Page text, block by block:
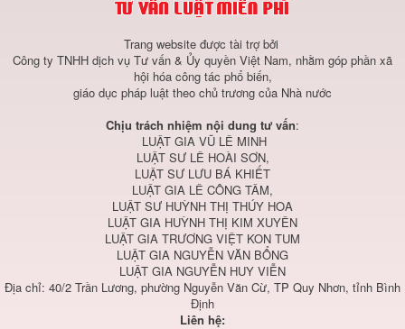
Trang website được tài trợ bởi
Công ty TNHH dịch vụ Tư vấn & Ủy quyền Việt Nam, nhằm góp phần xã
hội hóa công tác phổ biến,
giáo dục pháp luật theo chủ trương của Nhà nước
Chịu trách nhiệm nội dung tư vấn:
LUẬT GIA VŨ LÊ MINH
LUẬT SƯ LÊ HOÀI SƠN,
LUẬT SƯ LƯU BÁ KHIẾT
LUẬT GIA LÊ CÔNG TÂM,
LUẬT SƯ HUỲNH THỊ THÚY HOA
LUẬT GIA HUỲNH THỊ KIM XUYÊN
LUẬT GIA TRƯƠNG VIỆT KON TUM
LUẬT GIA NGUYỄN VĂN BỔNG
LUẬT GIA NGUYỄN HUY VIỄN
Địa chỉ: 40/2 Trần Lương, phường Nguyễn Văn Cừ, TP Quy Nhơn, tỉnh Bình
Định
Liên hệ: